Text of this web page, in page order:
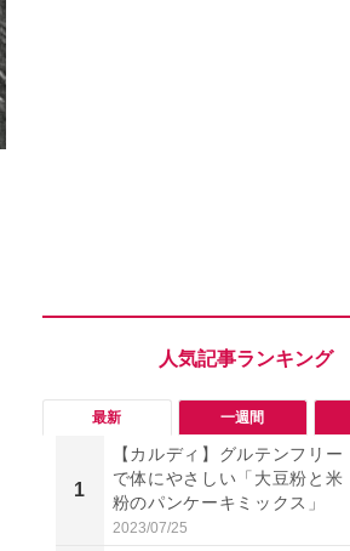
最新 一週間
1
【カルディ】グルテンフリー
で体にやさしい「大豆粉と米
粉のパンケーキミックス」
2023/07/25